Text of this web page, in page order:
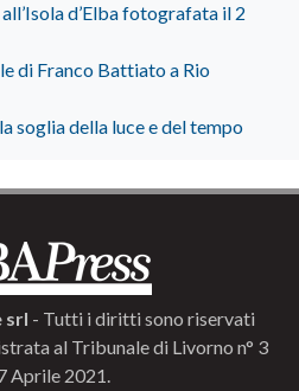
d’Elba fotografata il 2
di Franco Battiato a Rio
soglia della luce e del tempo
srl - Tutti i diritti sono riservati
al Tribunale di Livorno n° 3
Aprile 2021.